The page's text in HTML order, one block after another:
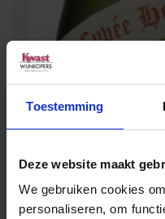
Toestemming
Deze website maakt
We gebruiken cookies
personaliseren, om